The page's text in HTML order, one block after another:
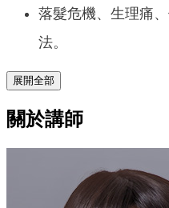
落髮危機、生理痛
法。
展開全部
關於講師